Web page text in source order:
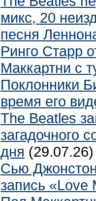
микс, 20
песня
Ринго Старр
Маккартни с
Поклонники
время его
The Beatles
загадочного
дня (29.07.26)
Сью
запись «Love